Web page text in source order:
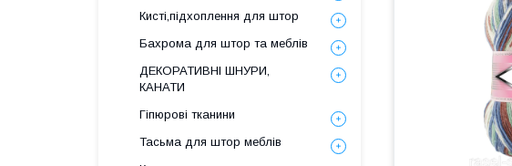
Кисті,підхоплення для штор
Бахрома для штор та меблів
ДЕКОРАТИВНІ ШНУРИ,
КАНАТИ
Гіпюрові тканини
Тасьма для штор меблів